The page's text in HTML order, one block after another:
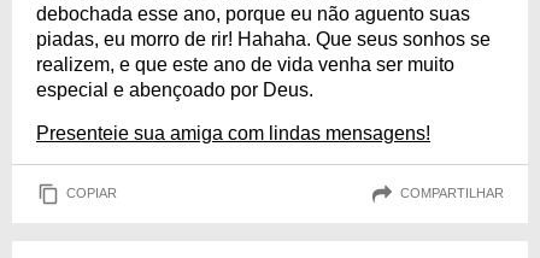
debochada esse ano, porque eu não aguento suas
piadas, eu morro de rir! Hahaha. Que seus sonhos se
realizem, e que este ano de vida venha ser muito
especial e abençoado por Deus.
Presenteie sua amiga com lindas mensagens!
COPIAR COMPARTILHAR